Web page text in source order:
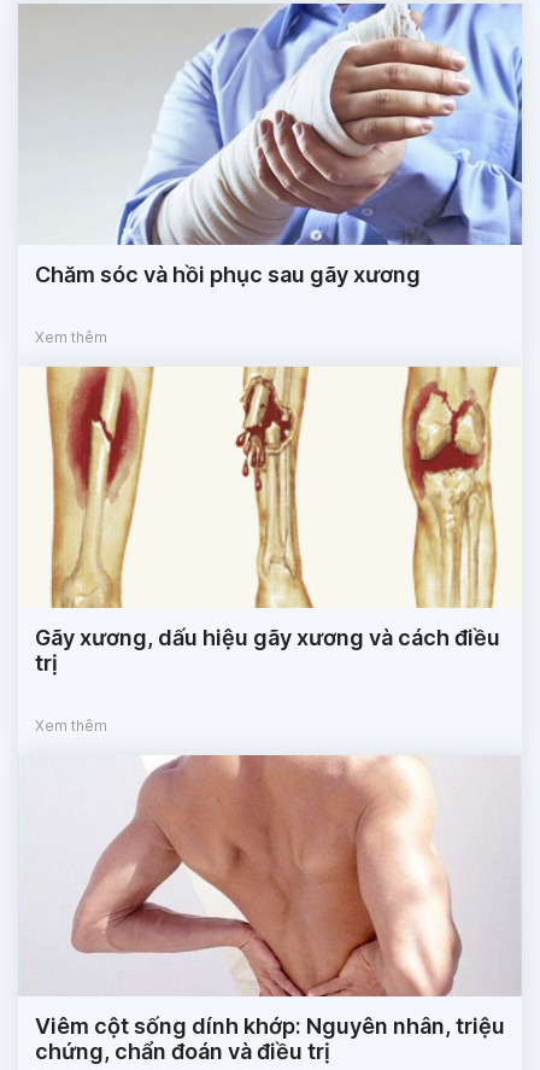
Chăm sóc và hồi phục sau gãy xương
Xem thêm
Gãy xương, dấu hiệu gãy xương và cách điều
trị
Xem thêm
Viêm cột sống dính khớp: Nguyên nhân, triệu
chứng, chẩn đoán và điều trị